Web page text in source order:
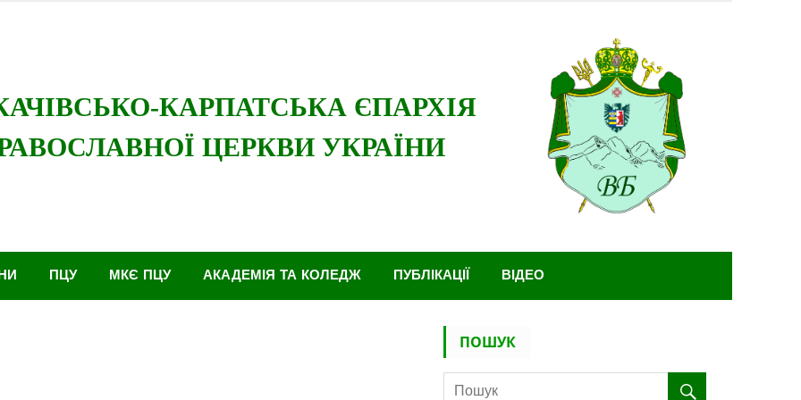
Церкви
ПЦУ МКЄ ПЦУ АКАДЕМІЯ ТА КОЛЕДЖ ПУБЛІКАЦІЇ ВІДЕО
ПОШУК